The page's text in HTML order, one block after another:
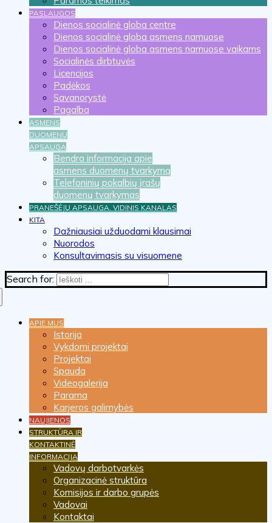
PASLAUGOS
Dienos socialinė globa centre
Dienos socialinė globa asmens namuose
Dienos socialinė globa asmens namuose vaikams
Socialinės dirbtuvės
Licencijos
Padėkos
Savanorystė
Pagalba
ASMENS
DUOMENŲ
APSAUGA
Bendra informacija apie
asmens duomenų tvarkymą
Telefoninių pokalbių įrašų
duomenų tvarkymas
PRANEŠĖJŲ APSAUGA. VIDINIS KANALAS
KITA
Dažniausiai užduodami klausimai
Nuorodos
Konsultavimasis su visuomene
Search for:
APIE MUS
Istorija
Vykdomi projektai
Projektai
Spauda
Videogalerija
Parama
Karjeros galimybės
NAUJIENOS
STRUKTŪRA IR
KONTAKTINĖ
INFORMACIJA
Vadovų darbotvarkės
Organizacinė struktūra
Komisijos ir darbo grupės
Vadovai
Kontaktai